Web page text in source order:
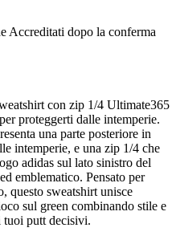
Accreditati dopo la conferma
con zip 1/4 Ultimate365
proteggerti dalle intemperie.
una parte posteriore in
intemperie, e una zip 1/4 che
adidas sul lato sinistro del
emblematico. Pensato per
questo sweatshirt unisce
sul green combinando stile e
tuoi putt decisivi.